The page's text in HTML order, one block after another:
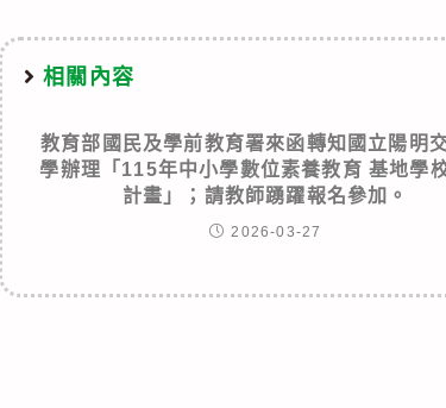
相關內容
教育部國民及學前教育署來函轉知國立陽明
學辦理「115年中小學數位素養教育 基地學
計畫」；請教師踴躍報名參加。
2026-03-27